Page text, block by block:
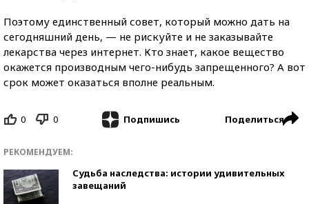
Поэтому единственный совет, который можно дать на
сегодняшний день, — не рискуйте и не заказывайте
лекарства через интернет. Кто знает, какое вещество
окажется производным чего-нибудь запрещенного? А вот
срок может оказаться вполне реальным.
0 0 Подпишись Поделиться
РЕКОМЕНДУЕМ:
Судьба наследства: истории удивительных
завещаний